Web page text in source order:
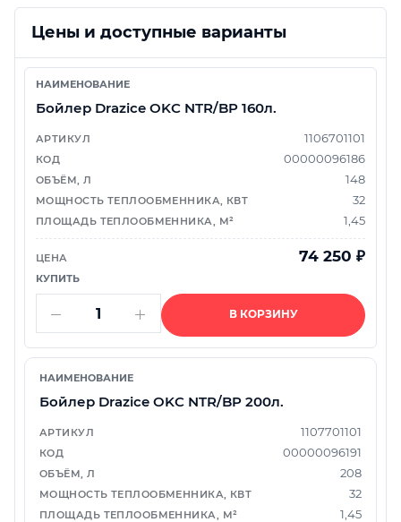
Цены и доступные варианты
Бойлер Drazice OKC NTR/BP 160л.
1106701101
00000096186
148
32
1,45
74 250 ₽
В КОРЗИНУ
Бойлер Drazice OKC NTR/BP 200л.
1107701101
00000096191
208
32
1,45